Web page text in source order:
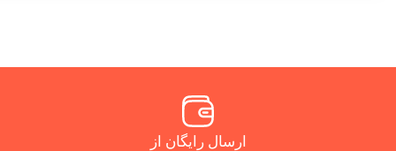
ارسال رایگان از